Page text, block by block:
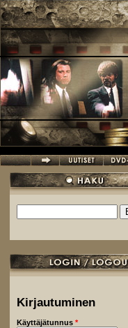
Hyppää pääsisältöön
Hakulomake
Kirjautuminen
Käyttäjätunnus *